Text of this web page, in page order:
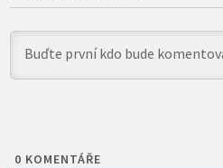
0 KOMENTÁŘE